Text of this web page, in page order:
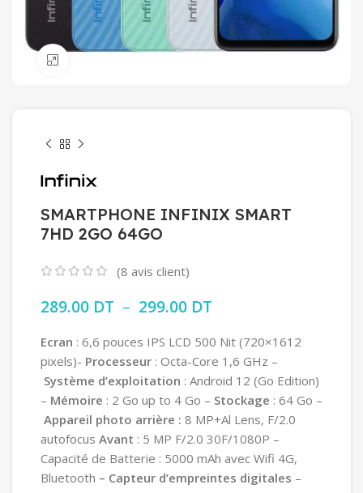
SMARTPHONE INFINIX SMART
7HD 2GO 64GO
(8 avis client)
289.00 DT – 299.00 DT
299.00 DT
Ecran : 6,6 pouces IPS LCD 500 Nit (720×1612
pixels)- Processeur : Octa-Core 1,6 GHz –
Système d’exploitation : Android 12 (Go Edition)
– Mémoire : 2 Go up to 4 Go – Stockage : 64 Go –
Appareil photo arrière : 8 MP+Al Lens, F/2.0
autofocus Avant : 5 MP F/2.0 30F/1080P –
Capacité de Batterie : 5000 mAh avec Wifi 4G,
Bluetooth – Capteur d’empreintes digitales –